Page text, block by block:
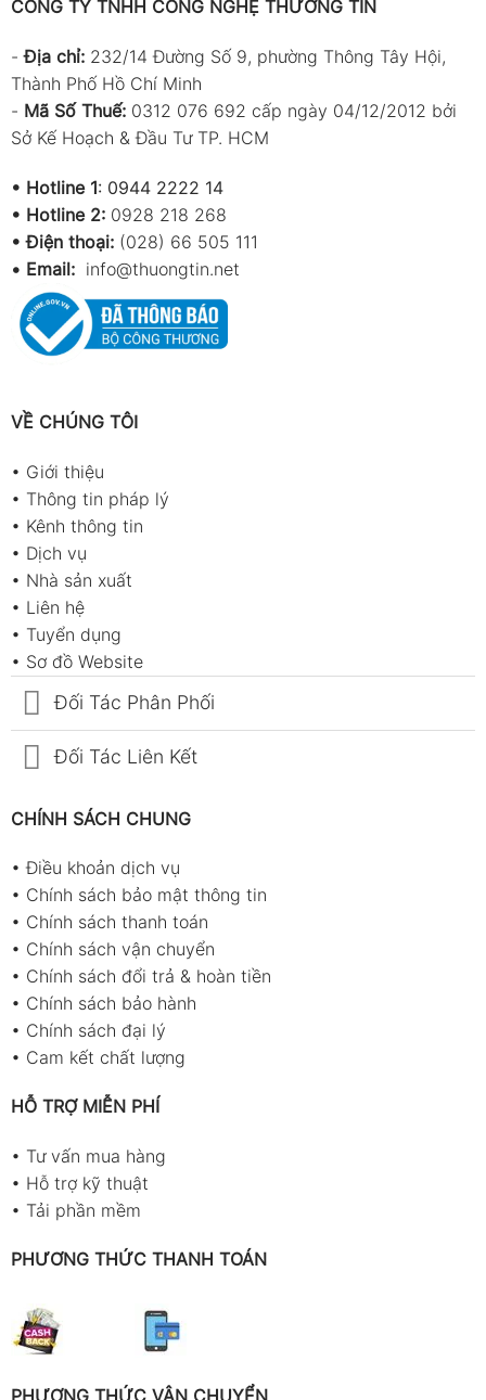
CÔNG TY TNHH CÔNG NGHỆ THƯƠNG TÍN
-Địa chỉ: 232/14 Đường Số 9, phường Thông Tây Hội,
Thành Phố Hồ Chí Minh
- Mã Số Thuế: 0312 076 692 cấp ngày 04/12/2012 bởi
Sở Kế Hoạch & Đầu Tư TP. HCM
• Hotline 1: 0944 2222 14
• Hotline 2: 0928 218 268
• Điện thoại: (028) 66 505 111
• Email: info@thuongtin.net
VỀ CHÚNG TÔI
• Giới thiệu
• Thông tin pháp lý
• Kênh thông tin
• Dịch vụ
• Nhà sản xuất
• Liên hệ
• Tuyển dụng
• Sơ đồ Website
Đối Tác Phân Phối
Đối Tác Liên Kết
CHÍNH SÁCH CHUNG
•Điều khoản dịch vụ
• Chính sách bảo mật thông tin
• Chính sách thanh toán
• Chính sách vận chuyển
• Chính sách đổi trả & hoàn tiền
• Chính sách bảo hành
• Chính sách đại lý
• Cam kết chất lượng
HỖ TRỢ MIỄN PHÍ
• Tư vấn mua hàng
• Hỗ trợ kỹ thuật
• Tải phần mềm
PHƯƠNG THỨC THANH TOÁN
PHƯƠNG THỨC VẬN CHUYỂN